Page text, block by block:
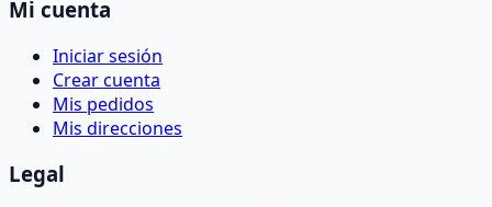
Mi cuenta
Iniciar sesión
Crear cuenta
Mis pedidos
Mis direcciones
Legal